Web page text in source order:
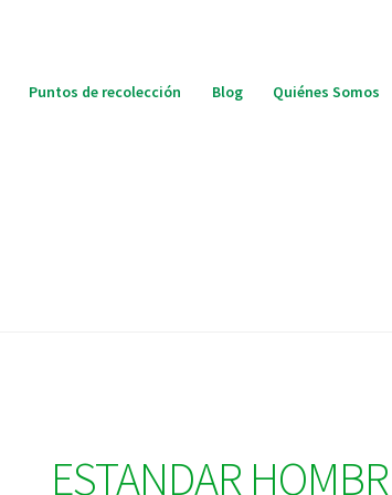
Puntos de recolección Blog Quiénes Somos
ESTANDAR